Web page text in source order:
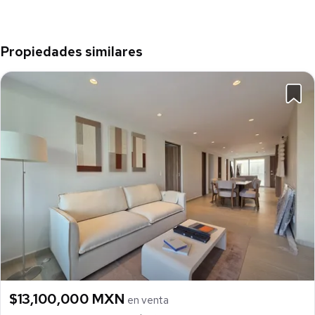
Propiedades similares
$13,100,000 MXN en venta